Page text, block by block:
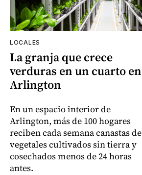
LOCALES
La granja que crece
verduras en un cuarto en
Arlington
En un espacio interior de
Arlington, más de 100 hogares
reciben cada semana canastas de
vegetales cultivados sin tierra y
cosechados menos de 24 horas
antes.